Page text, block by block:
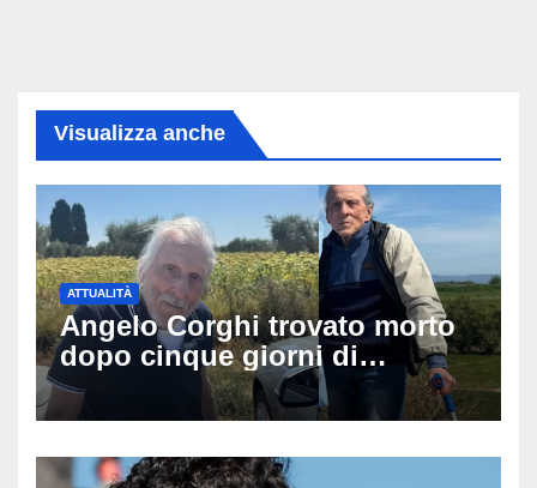
Visualizza anche
ATTUALITÀ
Angelo Corghi trovato morto
dopo cinque giorni di
ricerche: il giallo dell’80enne
scomparso dopo essere